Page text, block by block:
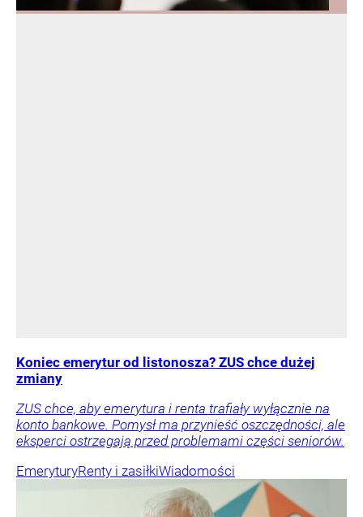
Koniec emerytur od listonosza? ZUS chce dużej
zmiany
ZUS chce, aby emerytura i renta trafiały wyłącznie na
konto bankowe. Pomysł ma przynieść oszczędności, ale
eksperci ostrzegają przed problemami części seniorów.
EmeryturyRenty i zasiłkiWiadomości